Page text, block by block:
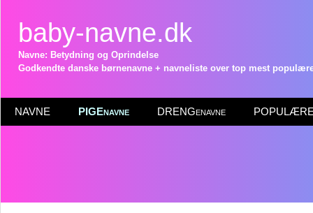
baby-navne.dk
Navne: Betydning og Oprindelse
Godkendte danske børnenavne + navneliste over top mest
NAVNE PIGEnavne DRENGenavne POPULÆRE